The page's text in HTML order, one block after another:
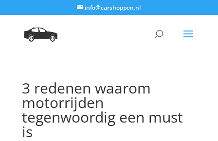
info@carshoppen.nl
3 redenen waarom
motorrijden
tegenwoordig een must
is